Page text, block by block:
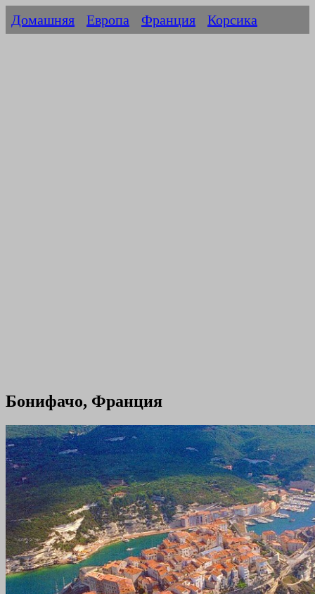
Домашняя Европа Франция Корсика
Бонифачо, Франция